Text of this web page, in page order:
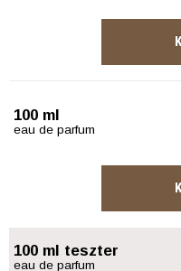
100 ml
eau de parfum
100 ml teszter
eau de parfum